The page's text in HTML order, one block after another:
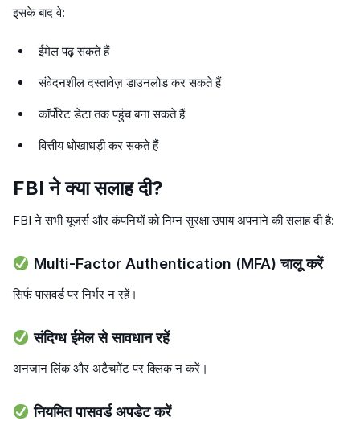
इसके बाद वे:
ईमेल पढ़ सकते हैं
संवेदनशील दस्तावेज़ डाउनलोड कर सकते हैं
कॉर्पोरेट डेटा तक पहुंच बना सकते हैं
वित्तीय धोखाधड़ी कर सकते हैं
FBI ने क्या सलाह दी?
FBI ने सभी यूज़र्स और कंपनियों को निम्न सुरक्षा उपाय अपनाने की सलाह दी है:
Multi-Factor Authentication (MFA) चालू करें
सिर्फ पासवर्ड पर निर्भर न रहें।
संदिग्ध ईमेल से सावधान रहें
अनजान लिंक और अटैचमेंट पर क्लिक न करें।
नियमित पासवर्ड अपडेट करें